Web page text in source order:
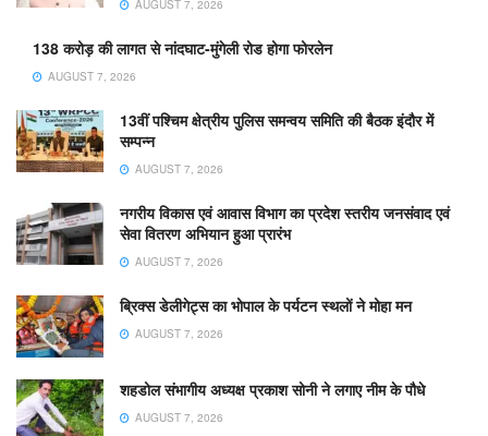
AUGUST 7, 2026
138 करोड़ की लागत से नांदघाट-मुंगेली रोड होगा फोरलेन
AUGUST 7, 2026
13वीं पश्चिम क्षेत्रीय पुलिस समन्वय समिति की बैठक इंदौर में
सम्पन्न
AUGUST 7, 2026
नगरीय विकास एवं आवास विभाग का प्रदेश स्तरीय जनसंवाद एवं
सेवा वितरण अभियान हुआ प्रारंभ
AUGUST 7, 2026
ब्रिक्स डेलीगेट्स का भोपाल के पर्यटन स्थलों ने मोहा मन
AUGUST 7, 2026
शहडोल संभागीय अध्यक्ष प्रकाश सोनी ने लगाए नीम के पौधे
AUGUST 7, 2026